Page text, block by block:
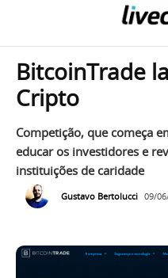
BitcoinTrade
Cripto
Competição, que começa
educar os investidores e
instituições de caridade
Gustavo Bertolucci 09/